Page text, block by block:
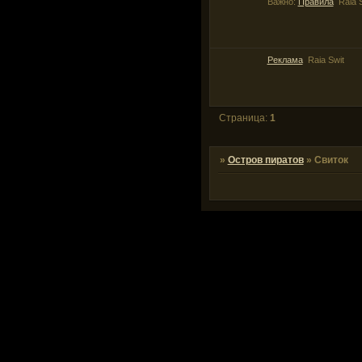
Реклама
Raia Swit
Страница: 1
» Остров пиратов » Свиток